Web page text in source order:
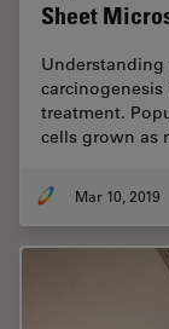
Sheet
Understanding
treatment.
cells grown as
Mar 10, 2019